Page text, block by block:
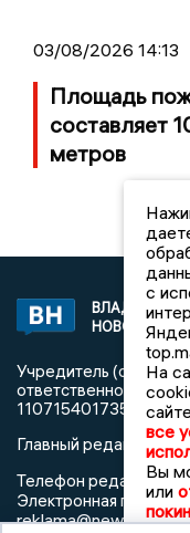
03/08/2026 14:13
Площадь
составляет
метров
НОВОСТИ
Учредитель
ответственностью
1107154017354)
Главный редактор:
Телефон редакции:8
Электронная почта
с
На
все
Вы
или